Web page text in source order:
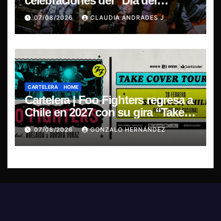
Blues”, La Rox se presentará este
sábado en Concepción
07/08/2026 CLAUDIA ANDRADES J
CARTELERA HOME
Cartelera | Foo Fighters regresa a
Chile en 2027 con su gira “Take
Cover Tour 2027”
07/08/2026 GONZALO HERNÁNDEZ